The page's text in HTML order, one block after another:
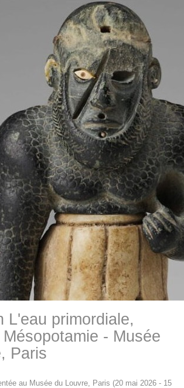
L'eau primordiale,
Mésopotamie - Musée
Paris
au Musée du Louvre, Paris (20 mai 2026 - 15